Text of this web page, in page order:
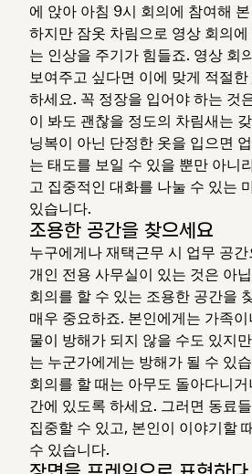
에 앉아 아침 9시 회의에 참여해
하지만 잠옷 차림으로 영상 회의
는 인상을 주기가 힘들죠. 영상 회
보여주고 싶다면 이에 맞게 적절
하세요. 꼭 정장을 입어야 하는 것
이 봐도 괜찮을 정도의 차림새는
닝복이 아닌 단정한 옷을 입으면
는 태도를 보일 수 있을 뿐만 아니
고 집중적인 대화를 나눌 수 있는
있습니다.
조용한 공간을 찾으세요
누구에게나 재택근무 시 업무 공
개인 전용 사무실이 있는 것은 아
회의를 할 수 있는 조용한 공간을
매우 중요하죠. 본인에게는 가족
물이 방해가 되지 않을 수도 있지
는 누군가에게는 방해가 될 수 있
회의를 할 때는 아무도 돌아다니
간에 있도록 하세요. 그러면 동료
집중할 수 있고, 본인이 이야기할
수 있습니다.